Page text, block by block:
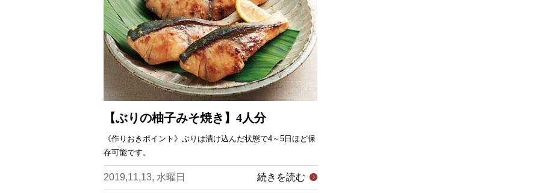
【ぶりの柚子みそ焼き】4人分
《作りおきポイント》ぶりは漬け込んだ状態で4～5日ほど保
存可能です。
2019,11,13, 水曜日 続きを読む